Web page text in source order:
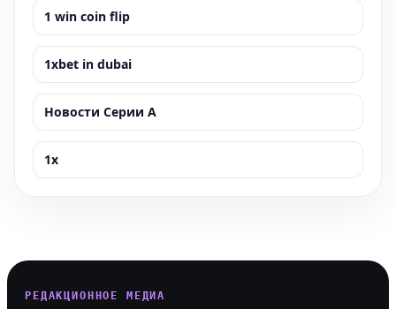
1 win coin flip
1xbet in dubai
Новости Серии А
1x
РЕДАКЦИОННОЕ МЕДИА